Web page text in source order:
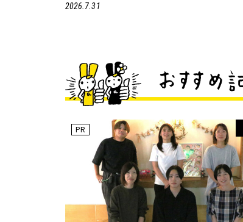
2026.7.31
PR